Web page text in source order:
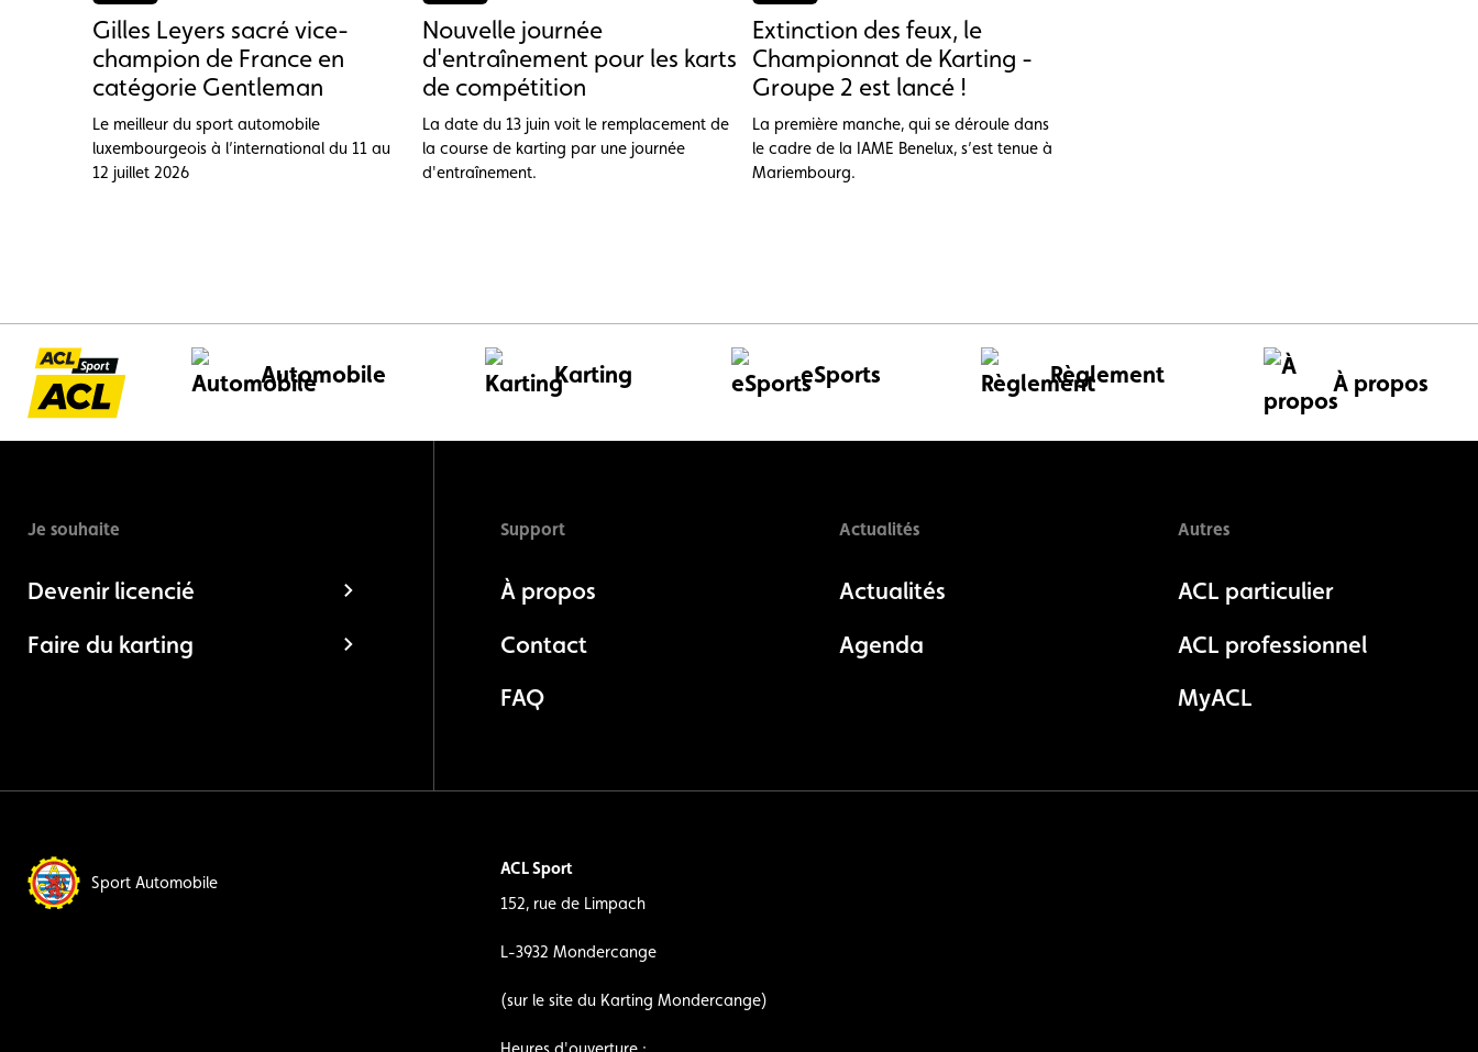
Gilles Leyers sacré vice-
champion de France en
catégorie Gentleman
Le meilleur du sport automobile
luxembourgeois à l’international du 11 au
12 juillet 2026
Nouvelle journée
d'entraînement pour les karts
de compétition
La date du 13 juin voit le remplacement de
la course de karting par une journée
d'entraînement.
Extinction des feux, le
Championnat de Karting -
Groupe 2 est lancé !
La première manche, qui se déroule dans
le cadre de la IAME Benelux, s’est tenue à
Mariembourg.
Automobile Karting eSports Règlement À propos
Je souhaite
Devenir licencié
Faire du karting
Support
À propos
Contact
FAQ
Actualités
Actualités
Agenda
Autres
ACL particulier
ACL professionnel
MyACL
Sport Automobile
ACL Sport
152, rue de Limpach
L-3932 Mondercange
(sur le site du Karting Mondercange)